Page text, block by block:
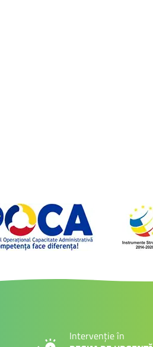
Intervenție în